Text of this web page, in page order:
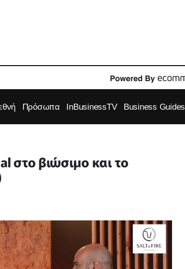
Πρόσωπα InBusinessTV Business Guides
στο βιώσιμο και το